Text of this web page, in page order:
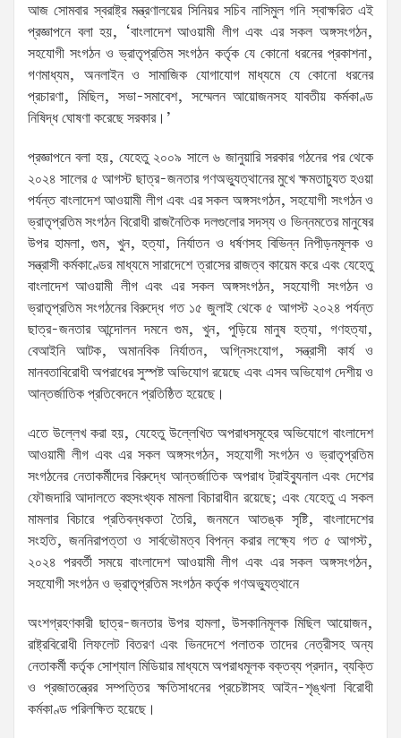
আজ সোমবার স্বরাষ্ট্র মন্ত্রণালয়ের সিনিয়র সচিব নাসিমুল গনি স্বাক্ষরিত এই
প্রজ্ঞাপনে বলা হয়, ‘বাংলাদেশ আওয়ামী লীগ এবং এর সকল অঙ্গসংগঠন,
সহযোগী সংগঠন ও ভ্রাতৃপ্রতিম সংগঠন কর্তৃক যে কোনো ধরনের প্রকাশনা,
গণমাধ্যম, অনলাইন ও সামাজিক যোগাযোগ মাধ্যমে যে কোনো ধরনের
প্রচারণা, মিছিল, সভা-সমাবেশ, সম্মেলন আয়োজনসহ যাবতীয় কর্মকাণ্ড
নিষিদ্ধ ঘোষণা করেছে সরকার।’
প্রজ্ঞাপনে বলা হয়, যেহেতু ২০০৯ সালে ৬ জানুয়ারি সরকার গঠনের পর থেকে
২০২৪ সালের ৫ আগস্ট ছাত্র-জনতার গণঅভ্যুত্থানের মুখে ক্ষমতাচ্যুত হওয়া
পর্যন্ত বাংলাদেশ আওয়ামী লীগ এবং এর সকল অঙ্গসংগঠন, সহযোগী সংগঠন ও
ভ্রাতৃপ্রতিম সংগঠন বিরোধী রাজনৈতিক দলগুলোর সদস্য ও ভিন্নমতের মানুষের
উপর হামলা, গুম, খুন, হত্যা, নির্যাতন ও ধর্ষণসহ বিভিন্ন নিপীড়নমূলক ও
সন্ত্রাসী কর্মকাণ্ডের মাধ্যমে সারাদেশে ত্রাসের রাজত্ব কায়েম করে এবং যেহেতু
বাংলাদেশ আওয়ামী লীগ এবং এর সকল অঙ্গসংগঠন, সহযোগী সংগঠন ও
ভ্রাতৃপ্রতিম সংগঠনের বিরুদ্ধে গত ১৫ জুলাই থেকে ৫ আগস্ট ২০২৪ পর্যন্ত
ছাত্র-জনতার আন্দোলন দমনে গুম, খুন, পুড়িয়ে মানুষ হত্যা, গণহত্যা,
বেআইনি আটক, অমানবিক নির্যাতন, অগ্নিসংযোগ, সন্ত্রাসী কার্য ও
মানবতাবিরোধী অপরাধের সুস্পষ্ট অভিযোগ রয়েছে এবং এসব অভিযোগ দেশীয় ও
আন্তর্জাতিক প্রতিবেদনে প্রতিষ্ঠিত হয়েছে।
এতে উল্লেখ করা হয়, যেহেতু উল্লেখিত অপরাধসমূহের অভিযোগে বাংলাদেশ
আওয়ামী লীগ এবং এর সকল অঙ্গসংগঠন, সহযোগী সংগঠন ও ভ্রাতৃপ্রতিম
সংগঠনের নেতাকর্মীদের বিরুদ্ধে আন্তর্জাতিক অপরাধ ট্রাইব্যুনাল এবং দেশের
ফৌজদারি আদালতে বহুসংখ্যক মামলা বিচারাধীন রয়েছে; এবং যেহেতু এ সকল
মামলার বিচারে প্রতিবন্ধকতা তৈরি, জনমনে আতঙ্ক সৃষ্টি, বাংলাদেশের
সংহতি, জননিরাপত্তা ও সার্বভৌমত্ব বিপন্ন করার লক্ষ্যে গত ৫ আগস্ট,
২০২৪ পরবর্তী সময়ে বাংলাদেশ আওয়ামী লীগ এবং এর সকল অঙ্গসংগঠন,
সহযোগী সংগঠন ও ভ্রাতৃপ্রতিম সংগঠন কর্তৃক গণঅভ্যুত্থানে
অংশগ্রহণকারী ছাত্র-জনতার উপর হামলা, উসকানিমূলক মিছিল আয়োজন,
রাষ্ট্রবিরোধী লিফলেট বিতরণ এবং ভিনদেশে পলাতক তাদের নেত্রীসহ অন্য
নেতাকর্মী কর্তৃক সোশ্যাল মিডিয়ার মাধ্যমে অপরাধমূলক বক্তব্য প্রদান, ব্যক্তি
ও প্রজাতন্ত্রের সম্পত্তির ক্ষতিসাধনের প্রচেষ্টাসহ আইন-শৃঙ্খলা বিরোধী
কর্মকাণ্ড পরিলক্ষিত হয়েছে।